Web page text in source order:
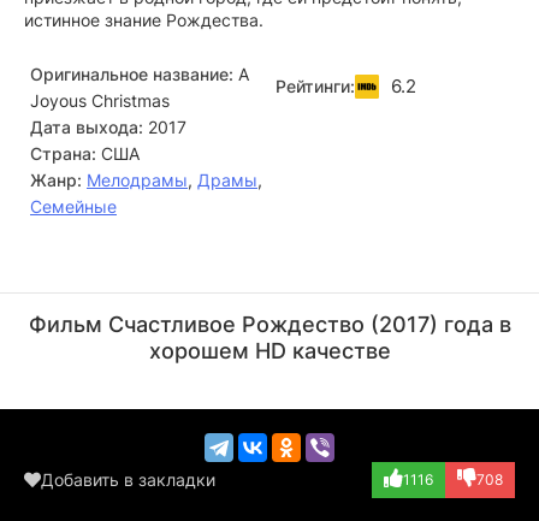
истинное знание Рождества.
Оригинальное название: A
Joyous Christmas
Дата выхода: 2017
Страна: США
Жанр: Мелодрамы, Драмы,
Семейные
Рейтинги: 6.2
(David)
(Stuart Ryan)
Фильм Счастливое Рождество (2017) года в
хорошем HD качестве
Добавить в закладки 1116 708